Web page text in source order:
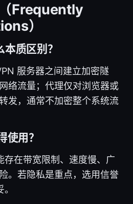
Frequently
）
质区别？
服务器之间建立加密隧
络流量；代理仅对浏览器或
发，通常不加密整个系统流
使用？
存在带宽限制、速度慢、广
。若隐私是重点，选用信誉